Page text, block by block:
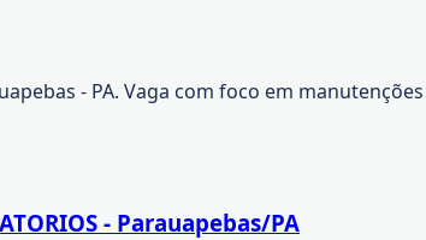
- PA. Vaga com foco em
- Parauapebas/PA